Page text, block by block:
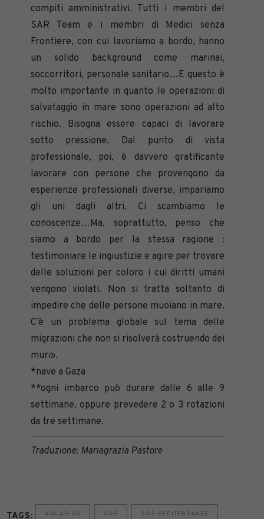
compiti amministrativi. Tutti i membri del
SAR Team e i membri di Medici senza
Frontiere, con cui lavoriamo a bordo, hanno
un solido background come marinai,
soccorritori, personale sanitario…E questo è
molto importante in quanto le operazioni di
salvataggio in mare sono operazioni ad alto
rischio. Bisogna essere capaci di lavorare
sotto pressione. Dal punto di vista
professionale, poi, è davvero gratificante
lavorare con persone che provengono da
esperienze professionali diverse, impariamo
gli uni dagli altri. Ci scambiamo le
conoscenze…Ma, soprattutto, penso che
siamo a bordo per la stessa ragione :
testimoniare le ingiustizie e agire per trovare
delle soluzioni per coloro i cui diritti umani
vengono violati. Non si tratta soltanto di
impedire che delle persone muoiano in mare.
C’è un problema globale sul tema delle
migrazioni che non si risolverà costruendo dei
muri».
*nave a Gaza
**ogni imbarco può durare dalle 6 alle 9
settimane, oppure prevedere 2 o 3 rotazioni
da tre settimane.
Traduzione: Mariagrazia Pastore
TAGS: AQUARIUS SAR SOS MEDITERRANEE